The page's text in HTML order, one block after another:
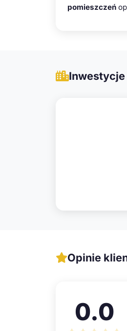
pomieszczeń
Inwestycje
Opinie
0.0